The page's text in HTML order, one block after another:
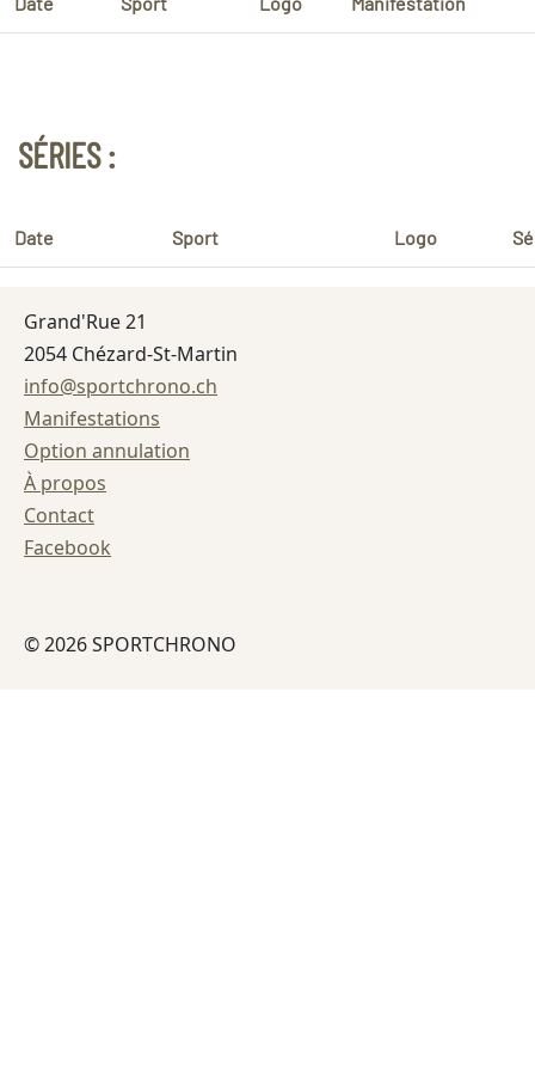
SÉRIES :
Date Sport Logo
Grand'Rue 21
2054 Chézard-St-Martin
info@sportchrono.ch
Manifestations
Option annulation
À propos
Contact
Facebook
© 2026 SPORTCHRONO